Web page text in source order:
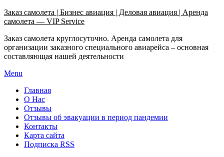
Заказ самолета | Бизнес авиация | Деловая авиация | Аренда
самолета — VIP Service
Заказ самолета круглосуточно. Аренда самолета для
организации заказного специального авиарейса – основная
составляющая нашей деятельности
Menu
Главная
О Нас
Отзывы
Отзывы об эвакуации в период пандемии
Контакты
Карта сайта
Подписка RSS